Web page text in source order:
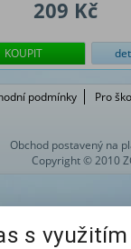
209 Kč
KOUPIT
podmínky Pro
Obchod postavený na
Copyright © 2010
s